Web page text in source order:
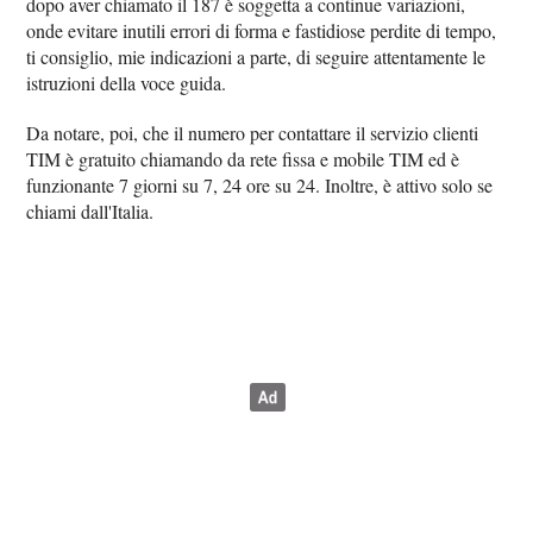
onde evitare inutili errori di forma e fastidiose perdite di tempo,
ti consiglio, mie indicazioni a parte, di seguire attentamente le
istruzioni della voce guida.
Da notare, poi, che il numero per contattare il servizio clienti
TIM è gratuito chiamando da rete fissa e mobile TIM ed è
funzionante 7 giorni su 7, 24 ore su 24. Inoltre, è attivo solo se
chiami dall'Italia.